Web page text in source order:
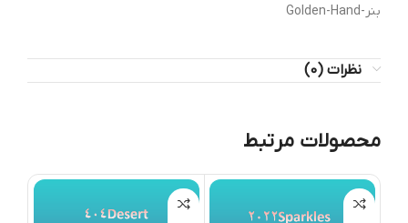
بنر-Golden-Hand
نظرات (0)
محصولات مرتبط